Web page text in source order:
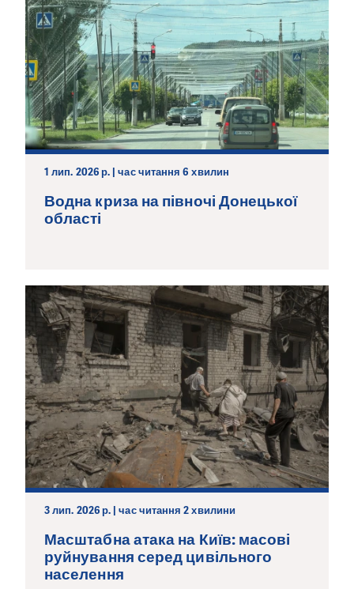
1 лип. 2026 р. | час читання 6 хвилин
Водна криза на півночі Донецької
області
3 лип. 2026 р. | час читання 2 хвилини
Масштабна атака на Київ: масові
руйнування серед цивільного
населення